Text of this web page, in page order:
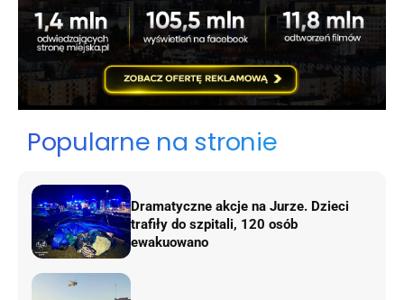
Popularne na stronie
Dramatyczne akcje na Jurze. Dzieci
trafiły do szpitali, 120 osób
ewakuowano